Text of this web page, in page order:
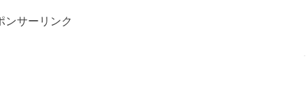
ンサーリンク